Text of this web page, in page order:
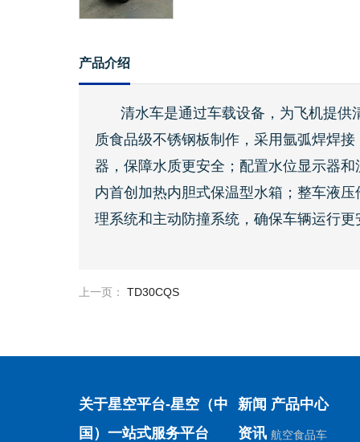
产品介绍
清水车是通过车载设备，为飞机提
质食品级不锈钢板制作，采用氩弧焊焊
器，保障水质更安全；配置水位显示器
内首创加热内胆式保温型水箱；整车液
理系统和主动防撞系统，确保车辆运行更
上一页： TD30CQS
关于星空平台-星空（中
国）一站式服务平台
新闻
资讯
产品中心
航空食品车